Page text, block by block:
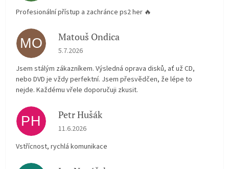
Profesionální přístup a zachránce ps2 her 🔥
MO Matouš Ondica
Hodnocení obchodu je 5 z 5 hvězdiček.
5.7.2026
Jsem stálým zákazníkem. Výsledná oprava disků, ať už CD,
nebo DVD je vždy perfektní. Jsem přesvědčen, že lépe to
nejde. Každému vřele doporučuji zkusit.
PH Petr Hušák
Hodnocení obchodu je 5 z 5 hvězdiček.
11.6.2026
Vstřícnost, rychlá komunikace